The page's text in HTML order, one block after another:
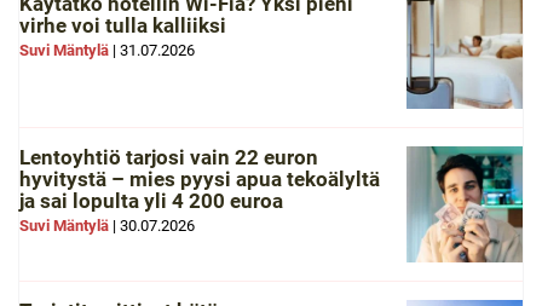
virhe voi tulla kalliiksi
Suvi Mäntylä | 31.07.2026
Lentoyhtiö tarjosi vain 22 euron
hyvitystä – mies pyysi apua tekoälyltä
ja sai lopulta yli 4 200 euroa
Suvi Mäntylä | 30.07.2026